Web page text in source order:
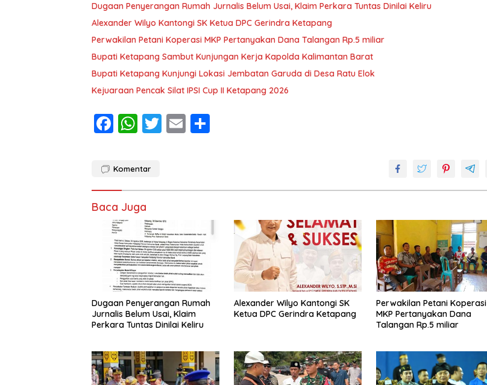
Dugaan Penyerangan Rumah Jurnalis Belum Usai, Klaim Perkara Tuntas Dinilai Keliru
Alexander Wilyo Kantongi SK Ketua DPC Gerindra Ketapang
Perwakilan Petani Koperasi MKP Pertanyakan Dana Talangan Rp.5 miliar
Bupati Ketapang Sambut Kunjungan Kerja Kapolda Kalimantan Barat
Bupati Ketapang Kunjungi Lokasi Jembatan Garuda di Desa Ratu Elok
Kejuaraan Pencak Silat IPSI Cup II Ketapang 2026
F
e
o
o
k
W
at
A
p
p
T E
Komentar
Baca Juga
Dugaan Penyerangan Rumah
Jurnalis Belum Usai, Klaim
Perkara Tuntas Dinilai Keliru
Alexander Wilyo Kantongi SK
Ketua DPC Gerindra Ketapang
Perwakilan Petani Koperasi
MKP Pertanyakan Dana
Talangan Rp.5 miliar